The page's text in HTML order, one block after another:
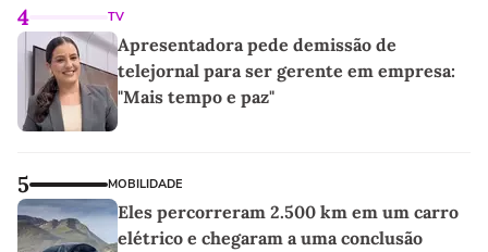
4 TV
Apresentadora pede demissão de
telejornal para ser gerente em empresa:
"Mais tempo e paz"
5 MOBILIDADE
Eles percorreram 2.500 km em um carro
elétrico e chegaram a uma conclusão